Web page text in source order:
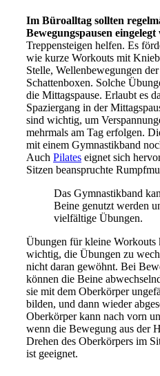
Im Büroalltag sollten
Bewegungspausen
Treppensteigen helfen. Es
wie kurze Workouts mit
Stelle, Wellenbewegungen
Schattenboxen. Solche
die Mittagspause. Erlaubt es
Spaziergang in der
sind wichtig, um
mehrmals am Tag erfolgen.
mit einem Gymnastikband
Auch Pilates eignet sich
Sitzen beanspruchte
Das Gymnastikband
Beine genutzt werden
vielfältige Übungen.
Übungen für kleine Workouts
wichtig, die Übungen zu
nicht daran gewöhnt. Bei
können die Beine
sie mit dem Oberkörper
bilden, und dann wieder
Oberkörper kann nach vorn
wenn die Bewegung aus der
Drehen des Oberkörpers im
ist geeignet.